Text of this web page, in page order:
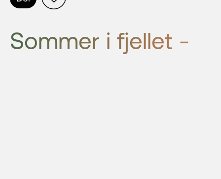
Sommer i fjellet -